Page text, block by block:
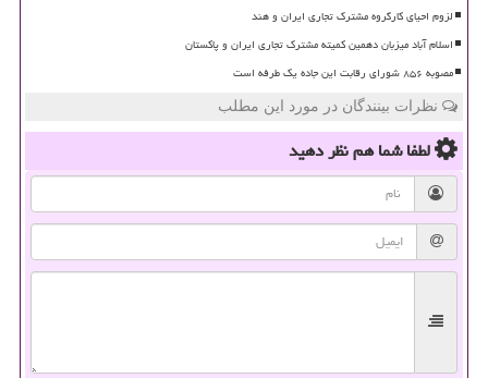
لزوم احیای کارگروه مشترک تجاری ایران و هند
اسلام آباد میزبان دهمین کمیته مشترک تجاری ایران و پاکستان
مصوبه ۸۵۶ شورای رقابت این جاده یک طرفه است
نظرات بینندگان در مورد این مطلب
لطفا شما همنظر دهید